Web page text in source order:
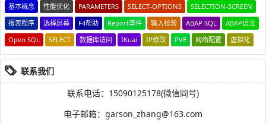
基本概念
性能优化 PARAMETERS SELECT-OPTIONS
SELECTION-SCREEN
报表程序
选择屏幕 F4帮助 Report事件 输入校验 ABAP SQL
ABAP语法
Open SQL
SELECT 数据库访问 IKuai IP修改 PVE 网络配置 虚拟化
联系我们
联系电话：15090125178(微信同号)
电子邮箱：garson_zhang@163.com